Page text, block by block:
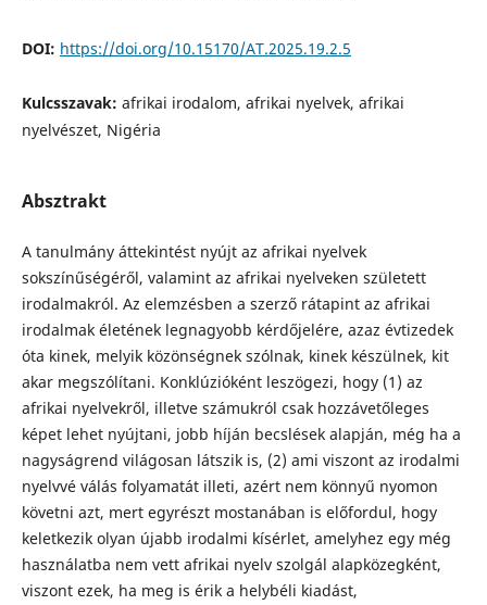
DOI: https://doi.org/10.15170/AT.2025.19.2.5
Kulcsszavak: afrikai irodalom, afrikai nyelvek, afrikai
nyelvészet, Nigéria
Absztrakt
A tanulmány áttekintést nyújt az afrikai nyelvek
sokszínűségéről, valamint az afrikai nyelveken született
irodalmakról. Az elemzésben a szerző rátapint az afrikai
irodalmak életének legnagyobb kérdőjelére, azaz évtizedek
óta kinek, melyik közönségnek szólnak, kinek készülnek, kit
akar megszólítani. Konklúzióként leszögezi, hogy (1) az
afrikai nyelvekről, illetve számukról csak hozzávetőleges
képet lehet nyújtani, jobb híján becslések alapján, még ha a
nagyságrend világosan látszik is, (2) ami viszont az irodalmi
nyelvvé válás folyamatát illeti, azért nem könnyű nyomon
követni azt, mert egyrészt mostanában is előfordul, hogy
keletkezik olyan újabb irodalmi kísérlet, amelyhez egy még
használatba nem vett afrikai nyelv szolgál alapközegként,
viszont ezek, ha meg is érik a helybéli kiadást,